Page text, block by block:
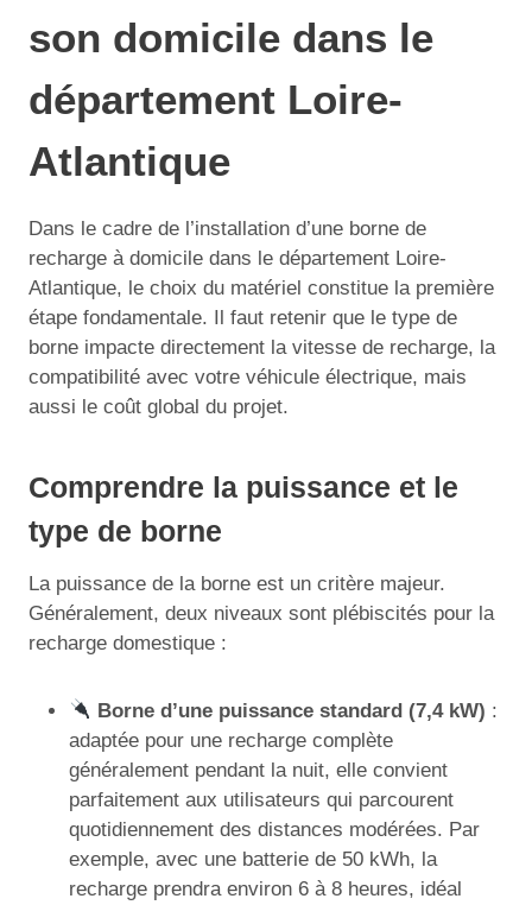
son domicile dans le
département Loire-
Atlantique
Dans le cadre de l’installation d’une borne de
recharge à domicile dans le département Loire-
Atlantique, le choix du matériel constitue la première
étape fondamentale. Il faut retenir que le type de
borne impacte directement la vitesse de recharge, la
compatibilité avec votre véhicule électrique, mais
aussi le coût global du projet.
Comprendre la puissance et le
type de borne
La puissance de la borne est un critère majeur.
Généralement, deux niveaux sont plébiscités pour la
recharge domestique :
Borne d’une puissance standard (7,4 kW) :
adaptée pour une recharge complète
généralement pendant la nuit, elle convient
parfaitement aux utilisateurs qui parcourent
quotidiennement des distances modérées. Par
exemple, avec une batterie de 50 kWh, la
recharge prendra environ 6 à 8 heures, idéal